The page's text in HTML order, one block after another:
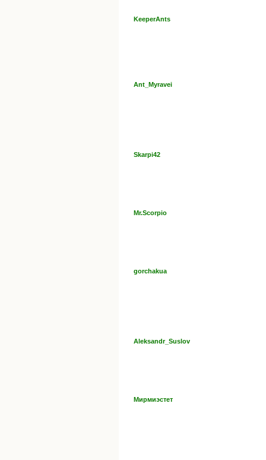
KeeperAnts
Ant_Myravei
Skarpi42
Mr.Scorpio
gorchakua
Aleksandr_Suslov
Мирмиэстет